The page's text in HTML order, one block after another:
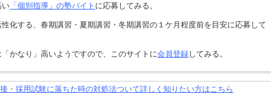
い 「個別指導」の塾バイト に応募してみる。
化する、春期講習・夏期講習・冬期講習の１ケ月程度前を目安に応募して
かなり」高いようですので、このサイトに会員登録してみる。
・採用試験に落ちた時の対処法ついて詳しく知りたい方はこちら